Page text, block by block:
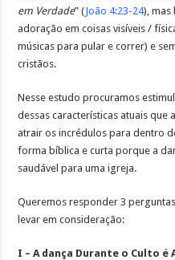
em Verdade” (João 4:23-24), mas
adoração em coisas visíveis /
músicas para pular e correr) e
cristãos.
Nesse estudo procuramos
dessas características atuais que
atrair os incrédulos para dentro
forma bíblica e curta porque a
saudável para uma igreja.
Queremos responder 3
levar em consideração:
I – A dança Durante o Culto é